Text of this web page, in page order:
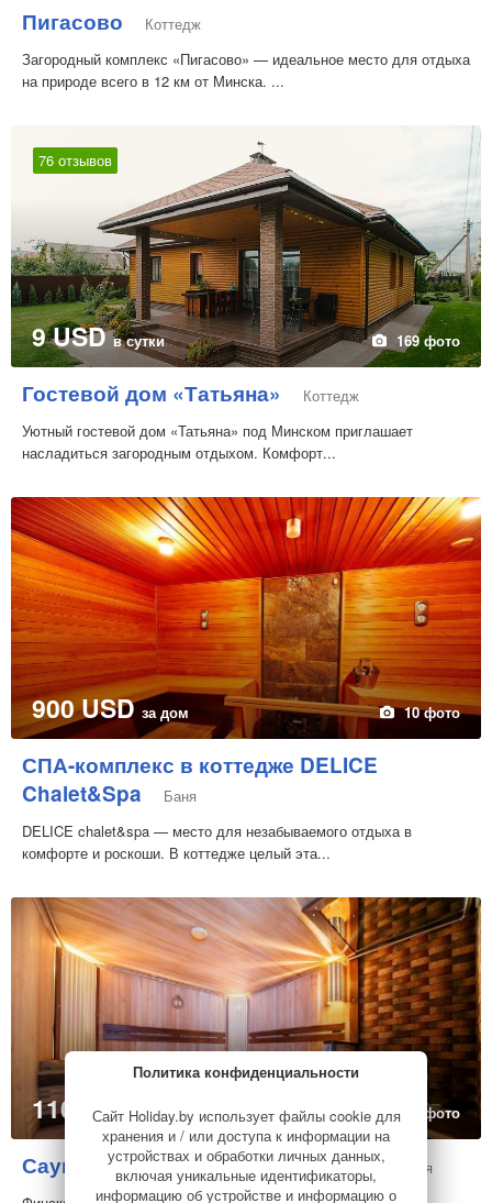
Пигасово
Коттедж
Загородный комплекс «Пигасово» — идеальное место для отдыха
на природе всего в 12 км от Минска. ...
76 отзывов
9 USDв сутки 169 фото
Гостевой дом «Татьяна»
Коттедж
Уютный гостевой дом «Татьяна» под Минском приглашает
насладиться загородным отдыхом. Комфорт...
900 USDза дом 10 фото
СПА-комплекс в коттедже DELICE
Chalet&Spa
Баня
DELICE chalet&spa — место для незабываемого отдыха в
комфорте и роскоши. В коттедже целый эта...
110 USDза дом 11 фото
Сауна в ФОК «Вячоркi» (Вячорки)
Баня
Политика конфиденциальности
Сайт Holiday.by использует файлы cookie для
хранения и / или доступа к информации на
устройствах и обработки личных данных,
включая уникальные идентификаторы,
информацию об устройстве и информацию о